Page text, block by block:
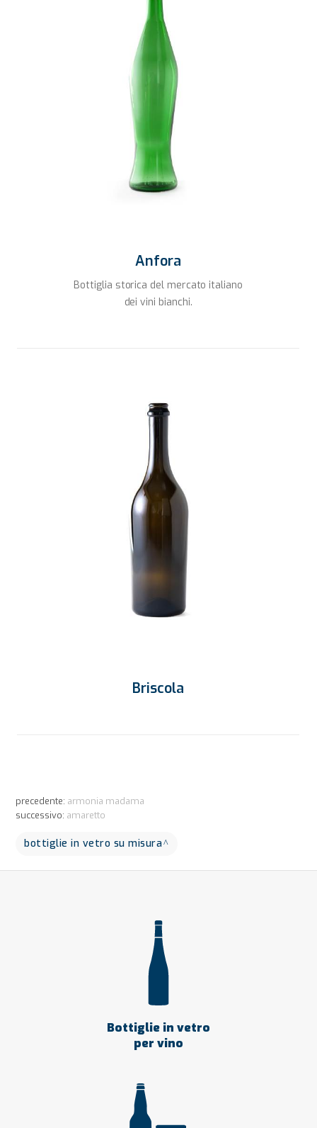
Anfora
Bottiglia storica del mercato italiano
dei vini bianchi.
Briscola
precedente: armonia madama
successivo: amaretto
bottiglie in vetro su misura
Bottiglie in vetro
per vino